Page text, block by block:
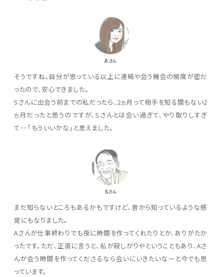
Aさん
そうですね。自分が思っている以上に連絡や会う機会の頻度が密だ
ったので、安心できました。
Sさんに出会う前までの私だったら、2ヵ月って相手を知る間もない2
ヵ月だったと思うのですが、Sさんとは会い過ぎて、やり取りしすぎ
て･･「もういいかな」と思えました。
Sさん
まだ知らないところもあるかもですけど、昔から知っているような感
覚にもなりました。
Aさんが仕事終わりでも夜に時間を作ってくれたりとか、ありがたか
ったです。ただ、正直に言うと、私が寂しがりやということもあり、Aさ
んが会う時間を作ってくださるなら会いにいきたいなーと今でも思
っています。